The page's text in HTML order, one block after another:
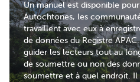
Un manuel est disponible
Autochtones, les
travaillent avec eux à
de données du Registre
guider les lecteurs tout au
de soumettre ou non des
soumettre et à quel endroit.